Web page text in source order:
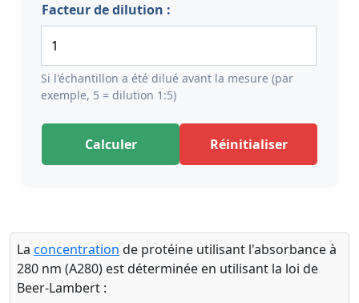
Facteur de dilution :
Si l'échantillon a été dilué avant la mesure (par
exemple, 5 = dilution 1:5)
Calculer Réinitialiser
La concentration de protéine utilisant l'absorbance à
280 nm (A280) est déterminée en utilisant la loi de
Beer-Lambert :